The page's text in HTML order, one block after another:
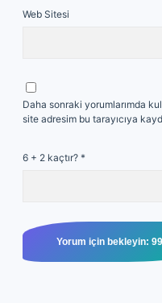
Web Sitesi
Daha sonraki yorumlarımda
site adresim bu tarayıcıya
6 + 2 kaçtır? *